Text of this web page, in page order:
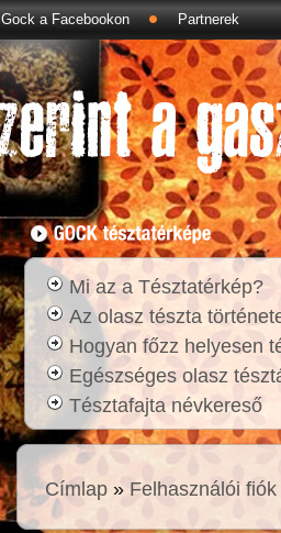
Gock a Facebookon Partnerek
Mi az a Tésztatérkép?
Az olasz tészta
Hogyan főzz helyesen
Egészséges olasz
Tésztafajta névkereső
Címlap » Felhasználói fiók